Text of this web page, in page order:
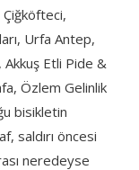
Urfa Antep,
Etli Pide &
Özlem Gelinlik
bisikletin
saldırı öncesi
neredeyse